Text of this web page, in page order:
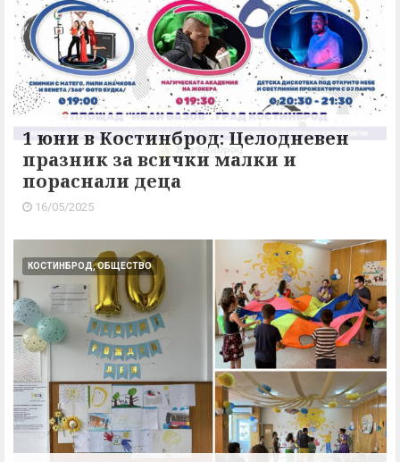
1 юни в Костинброд: Целодневен
празник за всички малки и
пораснали деца
16/05/2025
КОСТИНБРОД, ОБЩЕСТВО